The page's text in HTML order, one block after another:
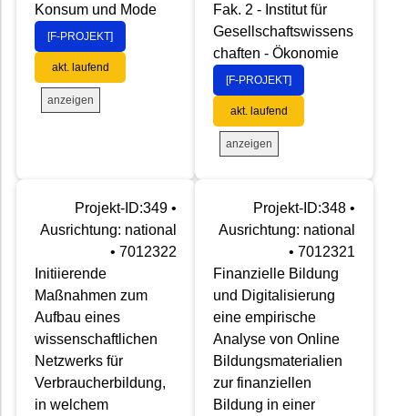
Konsum und Mode
[F-PROJEKT]
akt. laufend
anzeigen
Fak. 2 - Institut für
Gesellschaftswissens
chaften - Ökonomie
[F-PROJEKT]
akt. laufend
anzeigen
Projekt-ID:349 •
Ausrichtung: national
• 7012322
Initiierende
Maßnahmen zum
Aufbau eines
wissenschaftlichen
Netzwerks für
Verbraucherbildung,
in welchem
Projekt-ID:348 •
Ausrichtung: national
• 7012321
Finanzielle Bildung
und Digitalisierung
eine empirische
Analyse von Online
Bildungsmaterialien
zur finanziellen
Bildung in einer